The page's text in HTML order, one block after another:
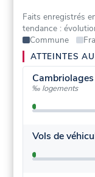
Faits enregistrés
tendance :
Commune
ATTEINTES
Cambriolages
‰ logements
Vols de